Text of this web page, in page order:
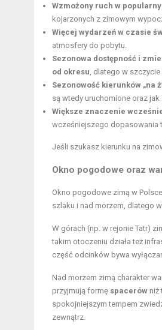
Wzmożony ruch w
kojarzonych z zimowym
Więcej wydarzeń w czasie
atmosfery do pobytu.
Sezonowa dostępność i
od okresu , dlatego w
Sezonowość kierunków „na
są wtedy uruchomione oraz jak
Większe znaczenie
wcześniejszego dopasowania
Jeśli szukasz kierunku na
Okno pogodowe oraz
Okno pogodowe zimą w
szlaku i nad morzem, dlatego
W górach (np. w rejonie Tatr)
takim otoczeniu działa też
część odcinków bywa
Nad morzem zimą charakter
przyjmują formę spacerów niż
spokojniejszym tempem
zewnątrz.